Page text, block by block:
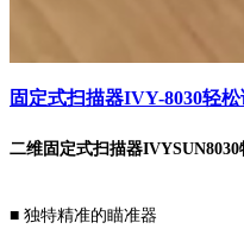
固定式扫描器IVY-8030轻
二维固定式扫描器IVYSUN8030
■ 独特精准的瞄准器